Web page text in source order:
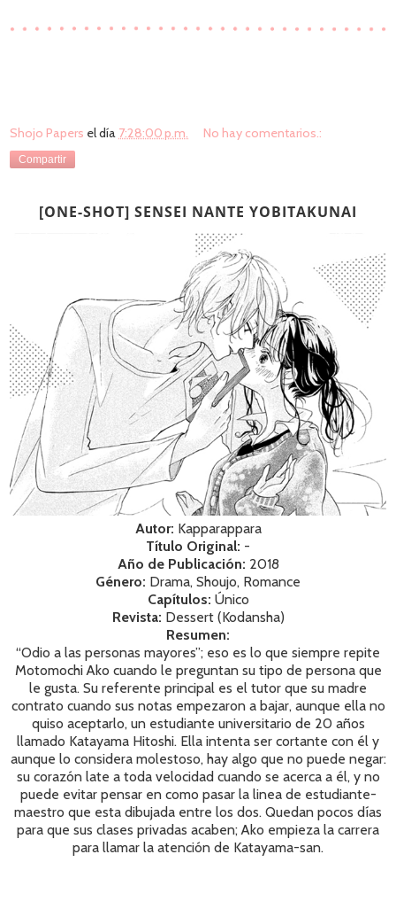
Shojo Papers el día 7:28:00 p.m. No hay comentarios.:
Compartir
[ONE-SHOT] SENSEI NANTE YOBITAKUNAI
Autor: Kapparappara
Título Original: -
Año de Publicación: 2018
Género: Drama, Shoujo, Romance
Capítulos: Único
Revista: Dessert (Kodansha)
Resumen:
“Odio a las personas mayores”; eso es lo que siempre repite
Motomochi Ako cuando le preguntan su tipo de persona que
le gusta. Su referente principal es el tutor que su madre
contrato cuando sus notas empezaron a bajar, aunque ella no
quiso aceptarlo, un estudiante universitario de 20 años
llamado Katayama Hitoshi. Ella intenta ser cortante con él y
aunque lo considera molestoso, hay algo que no puede negar:
su corazón late a toda velocidad cuando se acerca a él, y no
puede evitar pensar en como pasar la linea de estudiante-
maestro que esta dibujada entre los dos. Quedan pocos días
para que sus clases privadas acaben; Ako empieza la carrera
para llamar la atención de Katayama-san.